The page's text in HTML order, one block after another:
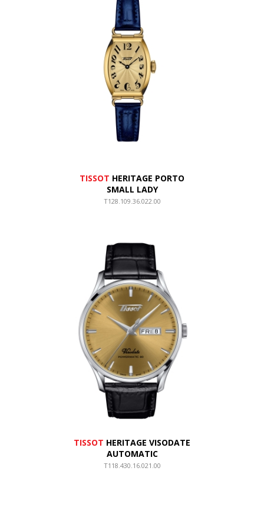
TISSOT HERITAGE PORTO
SMALL LADY
T128.109.36.022.00
TISSOT HERITAGE VISODATE
AUTOMATIC
T118.430.16.021.00